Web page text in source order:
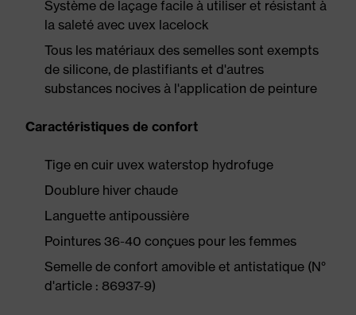
Système de laçage facile à utiliser et résistant à
la saleté avec uvex lacelock
Tous les matériaux des semelles sont exempts
de silicone, de plastifiants et d'autres
substances nocives à l'application de peinture
Caractéristiques de confort
Tige en cuir uvex waterstop hydrofuge
Doublure hiver chaude
Languette antipoussière
Pointures 36-40 conçues pour les femmes
Semelle de confort amovible et antistatique (N°
d'article : 86937-9)